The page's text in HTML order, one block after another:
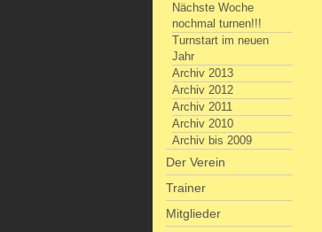
Nächste Woche
nochmal turnen!!!
Turnstart im neuen
Jahr
Archiv 2013
Archiv 2012
Archiv 2011
Archiv 2010
Archiv bis 2009
Der Verein
Trainer
Mitglieder